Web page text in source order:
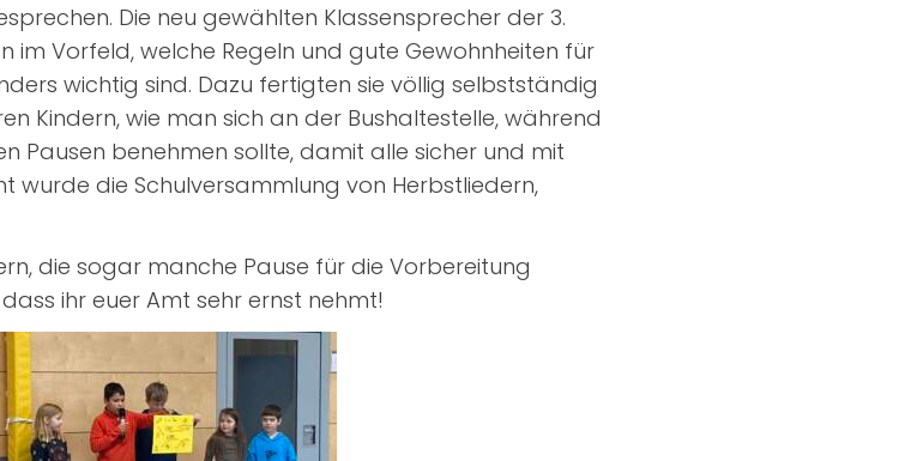
Die neu gewählten Klassensprecher der 3.
im Vorfeld, welche Regeln und gute Gewohnheiten für
wichtig sind. Dazu fertigten sie völlig selbstständig
Kindern, wie man sich an der Bushaltestelle, während
Pausen benehmen sollte, damit alle sicher und mit
wurde die Schulversammlung von Herbstliedern,
die sogar manche Pause für die Vorbereitung
ihr euer Amt sehr ernst nehmt!